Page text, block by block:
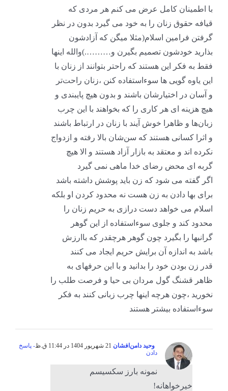
با اطمینان کامل عرض می کنم هر مردی‌ که
قیافه حقوق زنان را به‌ خود می گیرد بدون در نظر
گرفتن فرامین اسلام(مثلا میگن که آزادشون
بذارید خودشون تصمیم بگیرن و……….)والله اینها
فقط به فکر این هستند که راحتر بتوانند از زنان با
این یاوه گویی ها سوءاستفاده کنن ،زنان راحت‌تر
و آسان در اختیارشان باشند و بدون هیچ پایبندی و
هیچ هزینه ای هر کاری را که بخواهند با این چرب
زبان‌ها و ظاهرا خوش آیند با زنان در ارتباط باشند
و اثرا کسانی هستند که سن‌شان بالا رفته و ازدواج
نکرده اند و معتقد به بازار آزاد هستند و الا هیچ
گربه ای محض رضای خدا ماهی نمی گیرد
اگر گفته می شود که زن باید پوشش داشته باشد
برای بها دادن به زن هست نه محدود کردن او بلکه
اسلام می خواهد دست درازی به حریم زنان را
محدود کند و جلوی سوءاستفاده از این گوهر
گرانبها را بگیرد چون گوهر هرچقدر که باارزش
باشد به اندازه آن برایش حریم ایجاد می کنند
قدر زن بودن خود را بدانید و با این حرفهای به
ظاهر قشنگ گول مردان بی حیا و فرصت طلب را
نخورید ،چون هرچه اینها چرب زبانی کنند به فکر
سوءاستفاده بیشتر هستند
وحید دامن‌افشان
- پاسخ
دادن
نمونه بارز سکسیسم
خیرخواهانه!